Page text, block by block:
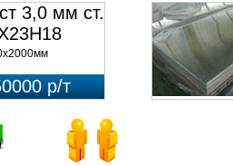
3,0 мм ст.
р/т